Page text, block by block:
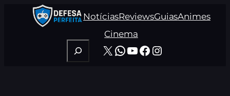
NotíciasReviewsGuiasAnimes
Cinema
Pesquisar
X WhatsApp
Youtube
Facebook
Instagram